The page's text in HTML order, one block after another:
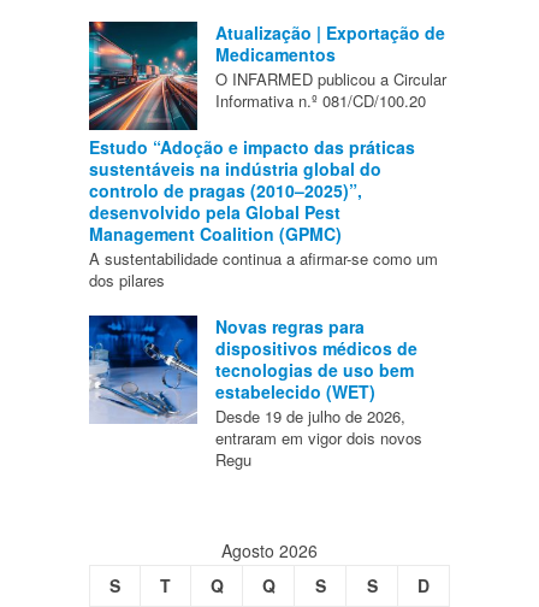
Atualização | Exportação de
Medicamentos
O INFARMED publicou a Circular
Informativa n.º 081/CD/100.20
Estudo “Adoção e impacto das práticas
sustentáveis na indústria global do
controlo de pragas (2010–2025)”,
desenvolvido pela Global Pest
Management Coalition (GPMC)
A sustentabilidade continua a afirmar-se como um
dos pilares
Novas regras para
dispositivos médicos de
tecnologias de uso bem
estabelecido (WET)
Desde 19 de julho de 2026,
entraram em vigor dois novos
Regu
Agosto 2026
S
T Q Q S S
D